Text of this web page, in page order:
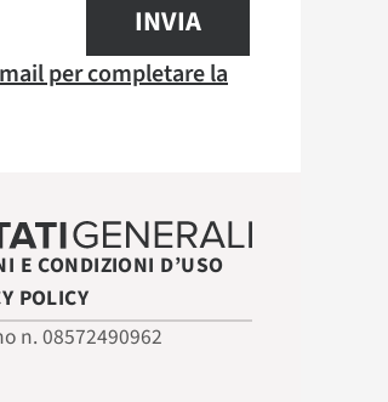
INVIA
per completare la
E CONDIZIONI D’USO
POLICY
n. 08572490962